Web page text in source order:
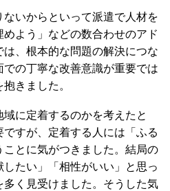
いからといって派遣で人材を
よう」などの数合わせのアド
、根本的な問題の解決につな
の丁寧な改善意識が重要では
きました。
に定着するのかを考えたと
すが、定着する人には「ふる
とに気がつきました。結局の
たい」「相性がいい」と思っ
く見受けました。そうした気